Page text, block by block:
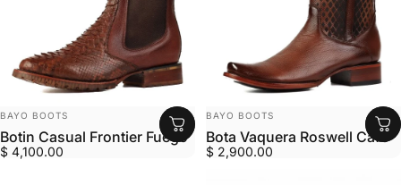
MARCA:
BAYO BOOTS
Botin Casual Frontier Fuego
$ 4,100.00
MARCA:
BAYO BOOTS
Bota Vaquera Roswell Cafe
$ 2,900.00